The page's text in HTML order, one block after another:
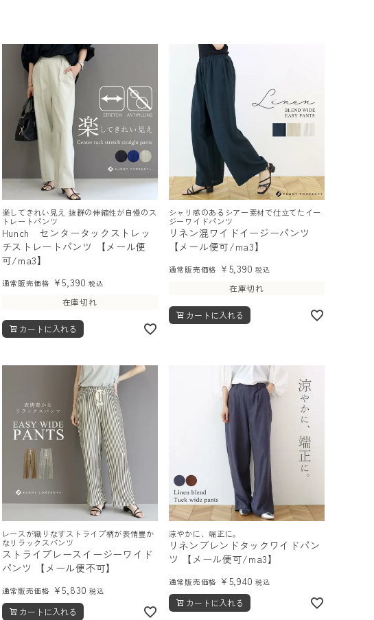
楽してきれい見え 抜群の伸縮性が自慢のス
トレートパンツ
Hunch センタータックストレッ
チストレートパンツ 【メール便
可/ma3】
通常販売価格 ¥5,390 税込
在庫切れ
カートに入れる
シャリ感のあるシアー素材で仕立てたイー
ジーワイドパンツ
リネン混ワイドイージーパンツ
【メール便可/ma3】
通常販売価格 ¥ 5,390 税込
在庫切れ
カートに入れる
レースが織りなすストライプ柄が表情豊か
なリラックスパンツ
ストライプレースイージーワイド
パンツ 【メール便不可】
通常販売価格 ¥5,830 税込
カートに入れる
涼やかに、端正に。
リネンブレンドタックワイドパン
ツ 【メール便可/ma3】
通常販売価格 ¥ 5,940 税込
カートに入れる